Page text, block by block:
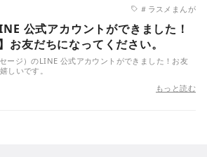
＃ラスメまんが
公式アカウントができました！
お友だちになってください。
ージ）のLINE 公式アカウントができました！お友
しいです。
もっと読む